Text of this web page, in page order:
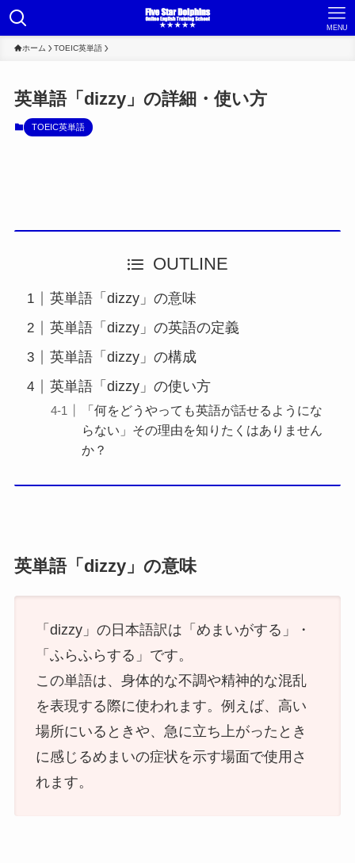
MENU
ホーム TOEIC英単語
英単語「dizzy」の詳細・使い方
TOEIC英単語
OUTLINE
英単語「dizzy」の意味
英単語「dizzy」の英語の定義
英単語「dizzy」の構成
英単語「dizzy」の使い方
「何をどうやっても英語が話せるようにな
らない」その理由を知りたくはありません
か？
英単語「dizzy」の意味
「dizzy」の日本語訳は「めまいがする」・
「ふらふらする」です。
この単語は、身体的な不調や精神的な混乱
を表現する際に使われます。例えば、高い
場所にいるときや、急に立ち上がったとき
に感じるめまいの症状を示す場面で使用さ
れます。